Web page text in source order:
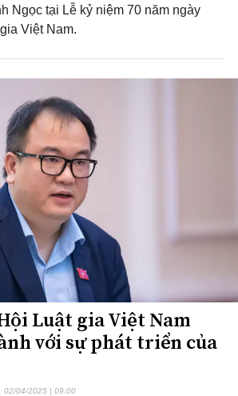
Ngọc tại Lễ kỷ niệm 70 năm ngày
Việt Nam.
Luật gia Việt Nam
với sự phát triển của
02/04/2025 | 09:00